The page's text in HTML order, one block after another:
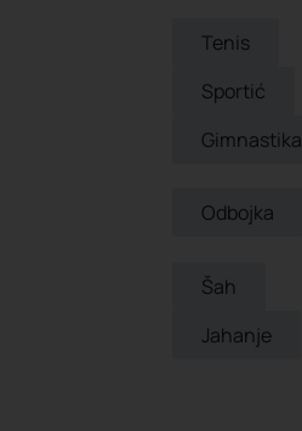
Tenis
Sportić
Gimnastika
Odbojka
Šah
Jahanje